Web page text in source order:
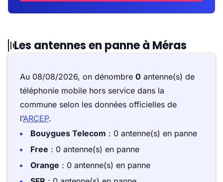
Les antennes en panne à Méras
Au 08/08/2026, on dénombre 0 antenne(s) de
téléphonie mobile hors service dans la
commune selon les données officielles de
l’ARCEP.
Bouygues Telecom : 0 antenne(s) en panne
Free : 0 antenne(s) en panne
Orange : 0 antenne(s) en panne